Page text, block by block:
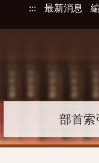
::: 最新消息
部首索